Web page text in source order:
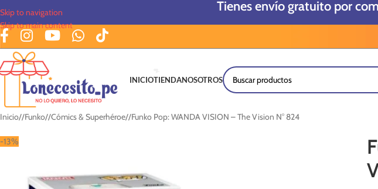
Skip to navigation
Skip to main content
Tienes envío gratuito por
INICIOTIENDANOSOTROS
Inicio/ Funko/ Cómics & Superhéroe/ Funko Pop: WANDA VISION – The Vision N° 824
-13%